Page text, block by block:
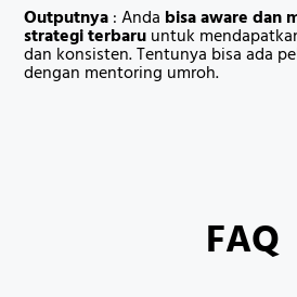
Outputnya: Anda bisa aware dan
strategi terbaruuntuk
dan konsisten. Tentunya bisa ada
dengan mentoring umroh.
FAQ